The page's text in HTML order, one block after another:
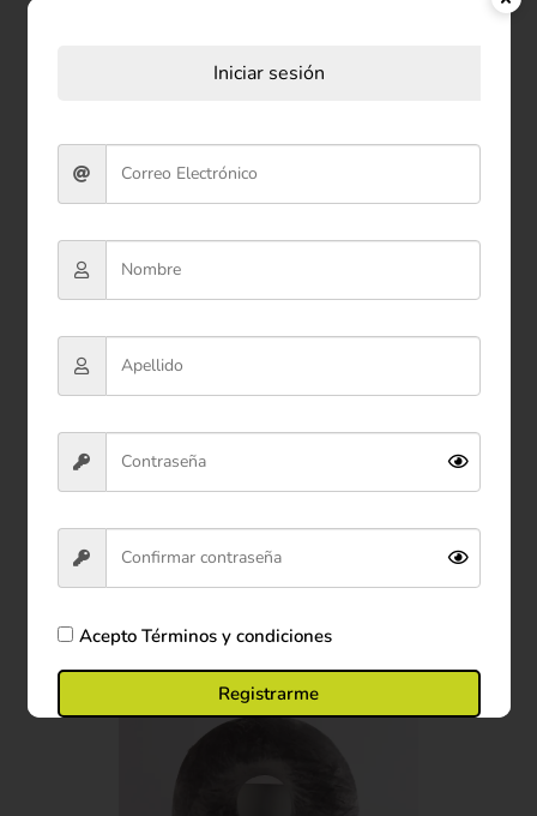
33*30 cm
$40.900
Ver producto
Comprar ahora
Iniciar sesión
AceptoTérminos y condiciones
Registrarme